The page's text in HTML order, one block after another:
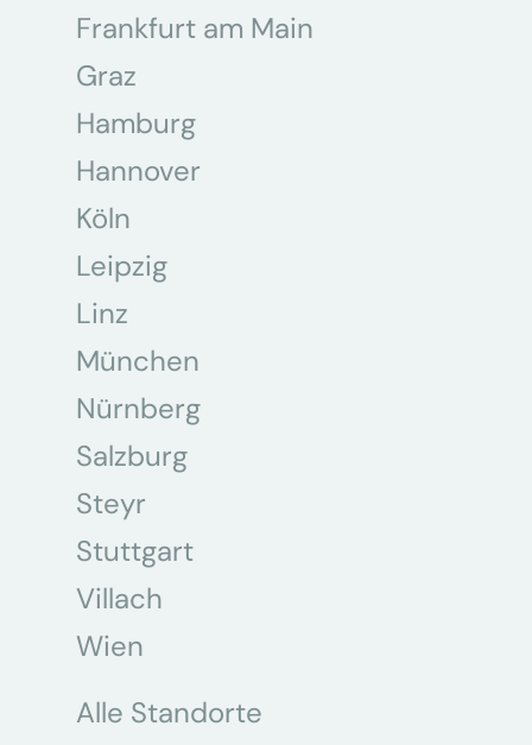
Frankfurt am Main
Graz
Hamburg
Hannover
Köln
Leipzig
Linz
München
Nürnberg
Salzburg
Steyr
Stuttgart
Villach
Wien
Alle Standorte